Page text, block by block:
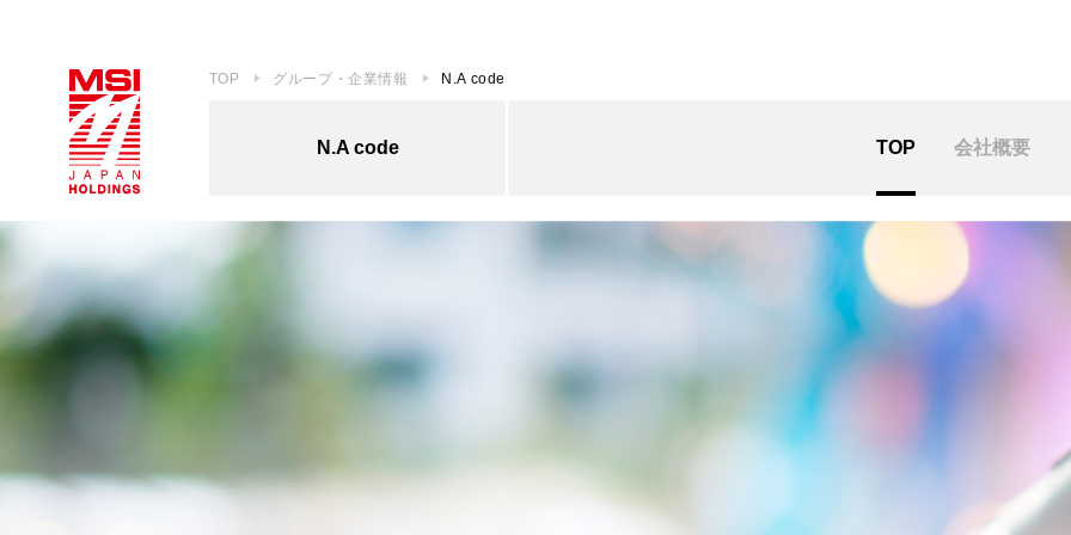
TOP グループ・企業情報 N.A code
N.A code TOP 会社概要